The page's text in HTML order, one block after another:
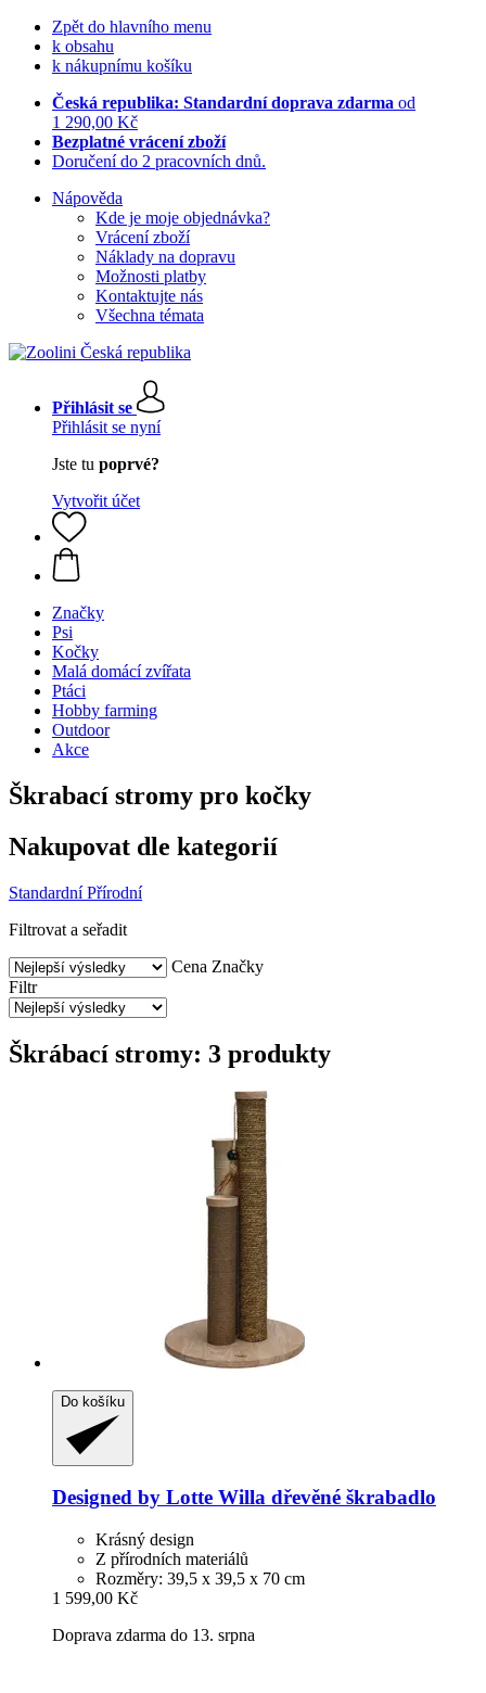
Zpět do hlavního menu
k obsahu
k nákupnímu košíku
Česká republika: Standardní doprava zdarma od
1 290,00 Kč
Bezplatné vrácení zboží
Doručení do 2 pracovních dnů.
Nápověda
Kde je moje objednávka?
Vrácení zboží
Náklady na dopravu
Možnosti platby
Kontaktujte nás
Všechna témata
Přihlásit se
Přihlásit se nyní
Jste tu poprvé?
Vytvořit účet
Značky
Psi
Kočky
Malá domácí zvířata
Ptáci
Hobby farming
Outdoor
Akce
Škrabací stromy pro kočky
Nakupovat dle kategorií
Standardní Přírodní
Filtrovat a seřadit
Cena Značky
Filtr
Škrábací stromy: 3 produkty
Do košíku
Designed by Lotte Willa dřevěné škrabadlo
Krásný design
Z přírodních materiálů
Rozměry: 39,5 x 39,5 x 70 cm
1 599,00 Kč
Doprava zdarma do 13. srpna